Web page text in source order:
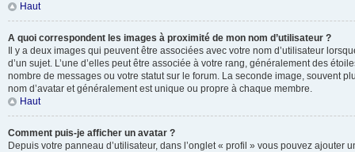
Haut
A quoi correspondent les images à proximité de mon nom d’utilisateur ?
Il y a deux images qui peuvent être associées avec votre nom d’utilisateur
d’un sujet. L’une d’elles peut être associée à votre rang, généralement des
nombre de messages ou votre statut sur le forum. La seconde image, souvent
nom d’avatar et généralement est unique ou propre à chaque membre.
Haut
Comment puis-je afficher un avatar ?
Depuis votre panneau d’utilisateur, dans l’onglet « profil » vous pouvez ajouter